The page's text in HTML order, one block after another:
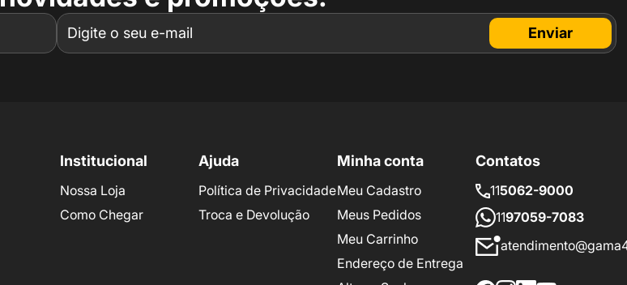
Enviar
Institucional
Nossa Loja
Como Chegar
Ajuda
Política de Privacidade
Troca e Devolução
Minha conta
Meu Cadastro
Meus Pedidos
Meu Carrinho
Endereço de Entrega
Contatos
115062-9000
1197059-7083